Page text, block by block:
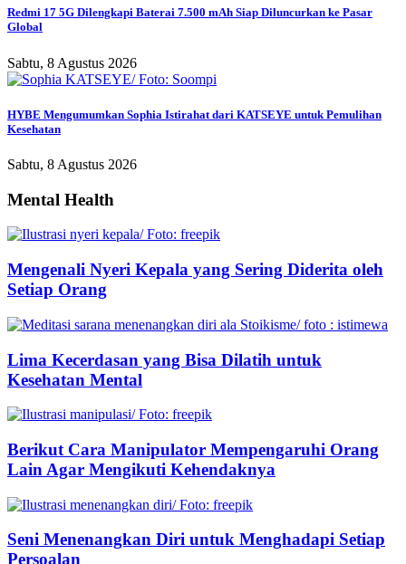
Redmi 17 5G Dilengkapi Baterai 7.500 mAh Siap Diluncurkan ke Pasar
Global
Sabtu, 8 Agustus 2026
HYBE Mengumumkan Sophia Istirahat dari KATSEYE untuk Pemulihan
Kesehatan
Sabtu, 8 Agustus 2026
Mental Health
Mengenali Nyeri Kepala yang Sering Diderita oleh
Setiap Orang
Lima Kecerdasan yang Bisa Dilatih untuk
Kesehatan Mental
Berikut Cara Manipulator Mempengaruhi Orang
Lain Agar Mengikuti Kehendaknya
Seni Menenangkan Diri untuk Menghadapi Setiap
Persoalan